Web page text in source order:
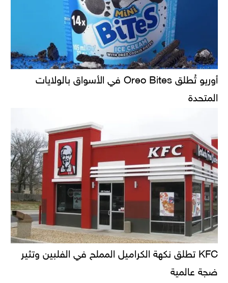
أوريو تُطلق Oreo Bites في الأسواق بالولايات
المتحدة
KFC تطلق نكهة الكراميل المملح في الفلبين وتثير
ضجة عالمية